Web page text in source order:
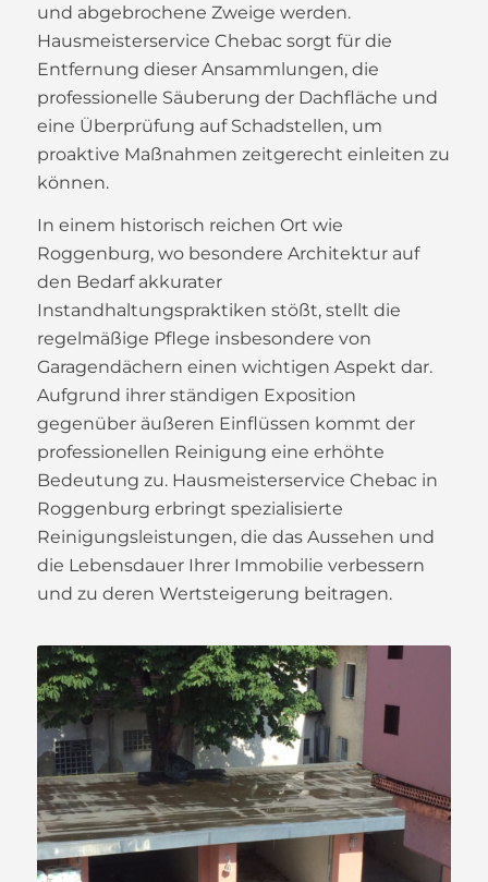
und abgebrochene Zweige werden.
Hausmeisterservice Chebac sorgt für die
Entfernung dieser Ansammlungen, die
professionelle Säuberung der Dachfläche und
eine Überprüfung auf Schadstellen, um
proaktive Maßnahmen zeitgerecht einleiten zu
können.
In einem historisch reichen Ort wie
Roggenburg, wo besondere Architektur auf
den Bedarf akkurater
Instandhaltungspraktiken stößt, stellt die
regelmäßige Pflege insbesondere von
Garagendächern einen wichtigen Aspekt dar.
Aufgrund ihrer ständigen Exposition
gegenüber äußeren Einflüssen kommt der
professionellen Reinigung eine erhöhte
Bedeutung zu. Hausmeisterservice Chebac in
Roggenburg erbringt spezialisierte
Reinigungsleistungen, die das Aussehen und
die Lebensdauer Ihrer Immobilie verbessern
und zu deren Wertsteigerung beitragen.